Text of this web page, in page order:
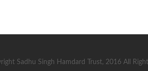
Sadhu Singh Hamdard Trust, 2016 All